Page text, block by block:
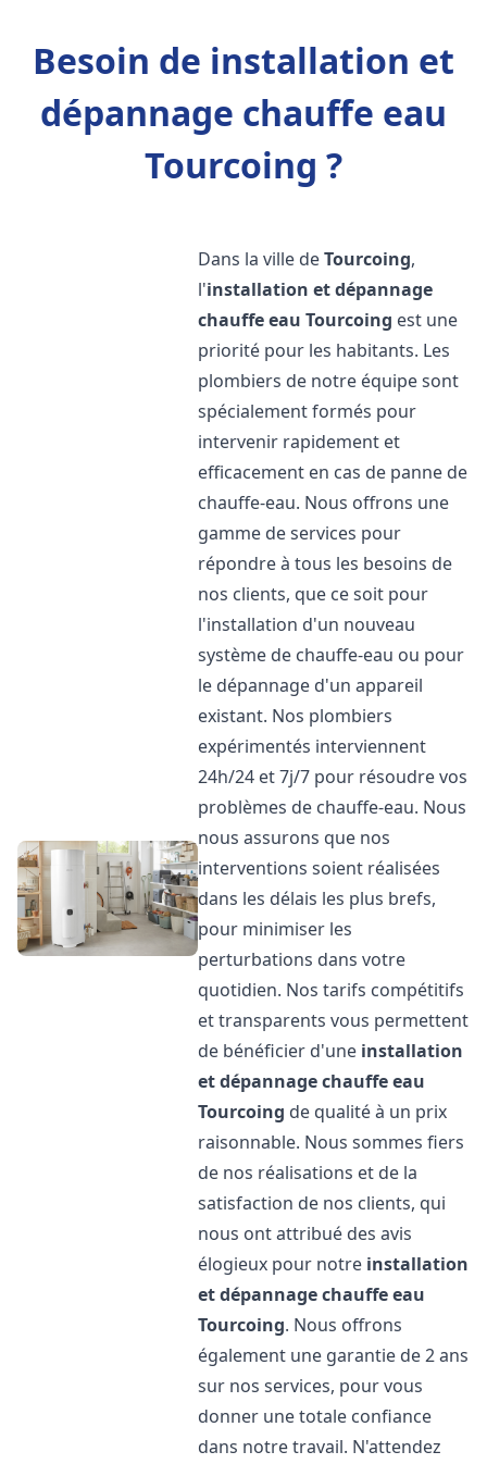
Besoin de installation et
dépannage chauffe eau
Tourcoing ?
Dans la ville deTourcoing,
l'installation et dépannage
chauffe eau Tourcoing est une
priorité pour les habitants. Les
plombiers de notre équipe sont
spécialement formés pour
intervenir rapidement et
efficacement en cas de panne de
chauffe-eau. Nous offrons une
gamme de services pour
répondre à tous les besoins de
nos clients, que ce soit pour
l'installation d'un nouveau
système de chauffe-eau ou pour
le dépannage d'un appareil
existant. Nos plombiers
expérimentés interviennent
24h/24 et 7j/7 pour résoudre vos
problèmes de chauffe-eau. Nous
nous assurons que nos
interventions soient réalisées
dans les délais les plus brefs,
pour minimiser les
perturbations dans votre
quotidien. Nos tarifs compétitifs
et transparents vous permettent
de bénéficier d'une installation
et dépannage chauffe eau
Tourcoing de qualité à un prix
raisonnable. Nous sommes fiers
de nos réalisations et de la
satisfaction de nos clients, qui
nous ont attribué des avis
élogieux pour notre installation
et dépannage chauffe eau
Tourcoing. Nous offrons
également une garantie de 2 ans
sur nos services, pour vous
donner une totale confiance
dans notre travail. N'attendez